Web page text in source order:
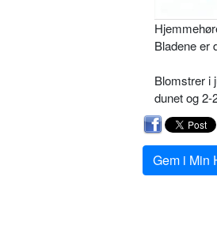
Bladene er
Blomstrer i
dunet og
Gem i Min